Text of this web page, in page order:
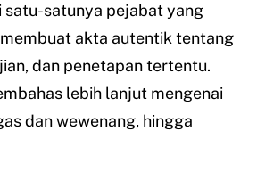
satu-satunya pejabat yang
akta autentik tentang
dan penetapan tertentu.
lebih lanjut mengenai
dan wewenang, hingga